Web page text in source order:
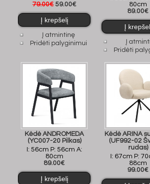
79.00€ 59.00€
Į atmintinę
Pridėti palyginimui
80cm
89.00€
Į
Pridėti
Kėdė ANDROMEDA
(YC007-20 Pilkas)
I: 56cm P: 56cm A:
80cm
89.00€
Kėdė ARINA
(UF992-02
rudas)
I: 67cm P:
88cm
99.00€